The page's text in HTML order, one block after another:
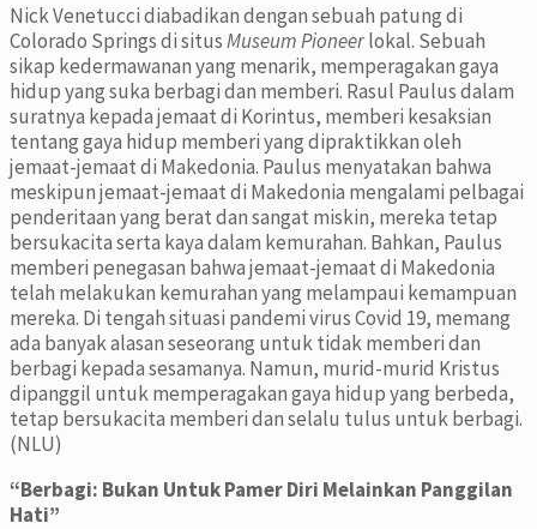
Nick Venetucci diabadikan dengan sebuah patung di
Colorado Springs di situsMuseum Pioneerlokal. Sebuah
sikap kedermawanan yang menarik, memperagakan gaya
hidup yang suka berbagi dan memberi. Rasul Paulus dalam
suratnya kepada jemaat di Korintus, memberi kesaksian
tentang gaya hidup memberi yang dipraktikkan oleh
jemaat-jemaat di Makedonia. Paulus menyatakan bahwa
meskipun jemaat-jemaat di Makedonia mengalami pelbagai
penderitaan yang berat dan sangat miskin, mereka tetap
bersukacita serta kaya dalam kemurahan. Bahkan, Paulus
memberi penegasan bahwa jemaat-jemaat di Makedonia
telah melakukan kemurahan yang melampaui kemampuan
mereka. Di tengah situasi pandemi virus Covid 19, memang
ada banyak alasan seseorang untuk tidak memberi dan
berbagi kepada sesamanya. Namun, murid-murid Kristus
dipanggil untuk memperagakan gaya hidup yang berbeda,
tetap bersukacita memberi dan selalu tulus untuk berbagi.
(NLU)
“Berbagi: Bukan Untuk Pamer Diri Melainkan Panggilan
Hati”